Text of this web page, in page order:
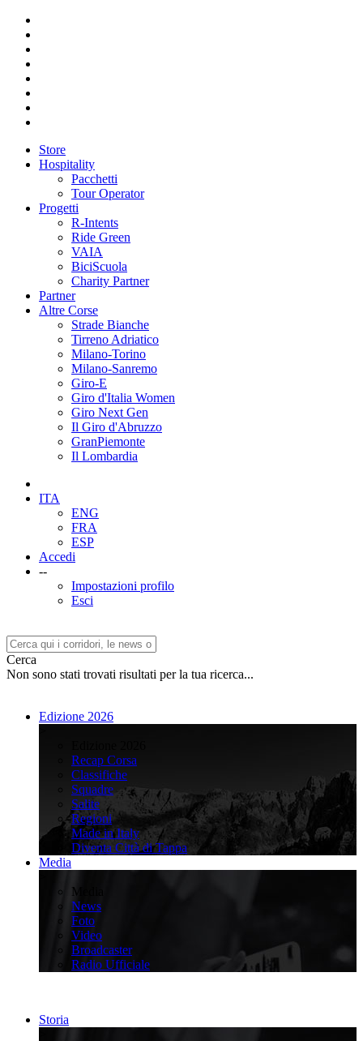
Store
Hospitality
Pacchetti
Tour Operator
Progetti
R-Intents
Ride Green
VAIA
BiciScuola
Charity Partner
Partner
Altre Corse
Strade Bianche
Tirreno Adriatico
Milano-Torino
Milano-Sanremo
Giro-E
Giro d'Italia Women
Giro Next Gen
Il Giro d'Abruzzo
GranPiemonte
Il Lombardia
ITA
ENG
FRA
ESP
Accedi
--
Impostazioni profilo
Esci
Cerca
Non sono stati trovati risultati per la tua ricerca...
Edizione 2026
Recap Corsa
Classifiche
Squadre
Salite
Regioni
Made in Italy
Diventa Città di Tappa
Media
Media
News
Foto
Video
Broadcaster
Radio Ufficiale
Storia